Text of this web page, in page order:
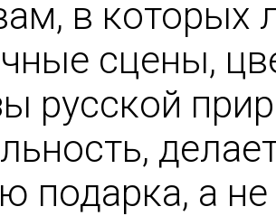
в которых
сцены,
русской
подарка, а